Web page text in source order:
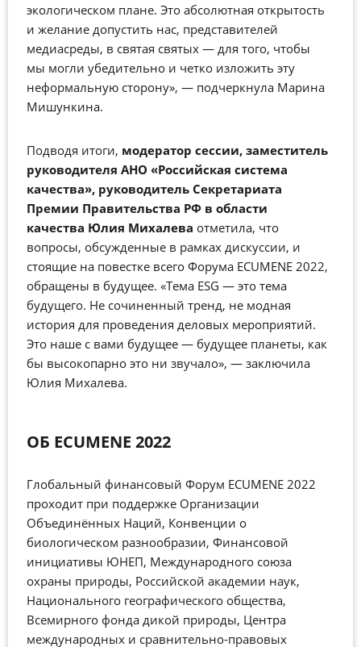
экологическом плане. Это абсолютная открытость
и желание допустить нас, представителей
медиасреды, в святая святых — для того, чтобы
мы могли убедительно и четко изложить эту
неформальную сторону», — подчеркнула Марина
Мишункина.
Подводя итоги, модератор сессии, заместитель
руководителя АНО «Российская система
качества», руководитель Секретариата
Премии Правительства РФ в области
качества Юлия Михалева отметила, что
вопросы, обсужденные в рамках дискуссии, и
стоящие на повестке всего Форума ECUMENE 2022,
обращены в будущее. «Тема ESG — это тема
будущего. Не сочиненный тренд, не модная
история для проведения деловых мероприятий.
Это наше с вами будущее — будущее планеты, как
бы высокопарно это ни звучало», — заключила
Юлия Михалева.
ОБ ECUMENE 2022
Глобальный финансовый Форум ECUMENE 2022
проходит при поддержке Организации
Объединённых Наций, Конвенции о
биологическом разнообразии, Финансовой
инициативы ЮНЕП, Международного союза
охраны природы, Российской академии наук,
Национального географического общества,
Всемирного фонда дикой природы, Центра
международных и сравнительно-правовых